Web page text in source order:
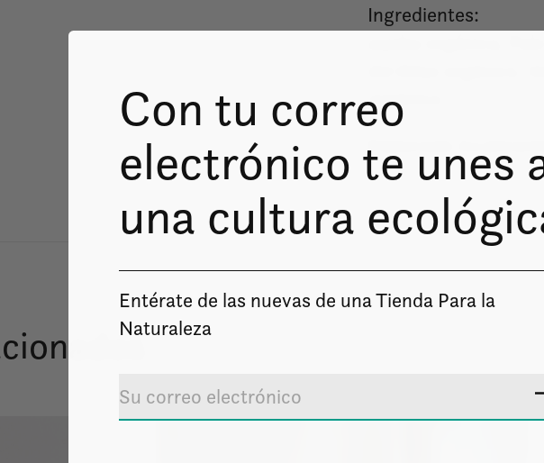
Ingredientes:
Jojoba orgánica,
del Atlas orgánico,
orgánico
Elaborado
Con tu correo
electrónico te unes
una cultura
Entérate de las nuevas de una Tienda Para la
Naturaleza